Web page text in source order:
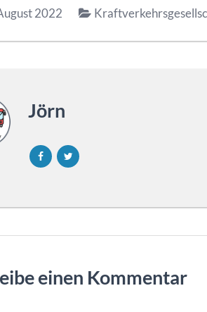
2022
Jörn
einen Kommentar